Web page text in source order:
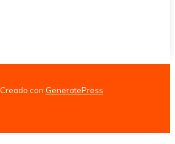
con GeneratePress